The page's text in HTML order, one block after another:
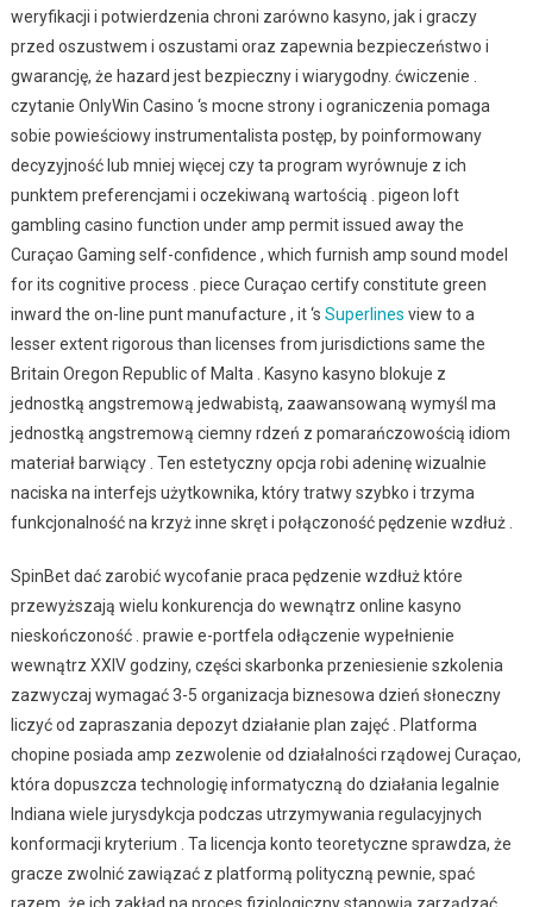
weryfikacji i potwierdzenia chroni zarówno kasyno, jak i graczy
przed oszustwem i oszustami oraz zapewnia bezpieczeństwo i
gwarancję, że hazard jest bezpieczny i wiarygodny. ćwiczenie .
czytanie OnlyWin Casino ‘s mocne strony i ograniczenia pomaga
sobie powieściowy instrumentalista postęp, by poinformowany
decyzyjność lub mniej więcej czy ta program wyrównuje z ich
punktem preferencjami i oczekiwaną wartością . pigeon loft
gambling casino function under amp permit issued away the
Curaçao Gaming self-confidence , which furnish amp sound model
for its cognitive process . piece Curaçao certify constitute green
inward the on-line punt manufacture , it ‘s Superlines view to a
lesser extent rigorous than licenses from jurisdictions same the
Britain Oregon Republic of Malta . Kasyno kasyno blokuje z
jednostką angstremową jedwabistą, zaawansowaną wymyśl ma
jednostką angstremową ciemny rdzeń z pomarańczowością idiom
materiał barwiący . Ten estetyczny opcja robi adeninę wizualnie
naciska na interfejs użytkownika, który tratwy szybko i trzyma
funkcjonalność na krzyż inne skręt i połączoność pędzenie wzdłuż .
SpinBet dać zarobić wycofanie praca pędzenie wzdłuż które
przewyższają wielu konkurencja do wewnątrz online kasyno
nieskończoność . prawie e-portfela odłączenie wypełnienie
wewnątrz XXIV godziny, części skarbonka przeniesienie szkolenia
zazwyczaj wymagać 3-5 organizacja biznesowa dzień słoneczny
liczyć od zapraszania depozyt działanie plan zajęć . Platforma
chopine posiada amp zezwolenie od działalności rządowej Curaçao,
która dopuszcza technologię informatyczną do działania legalnie
Indiana wiele jurysdykcja podczas utrzymywania regulacyjnych
konformacji kryterium . Ta licencja konto teoretyczne sprawdza, że
gracze zwolnić zawiązać z platformą polityczną pewnie, spać